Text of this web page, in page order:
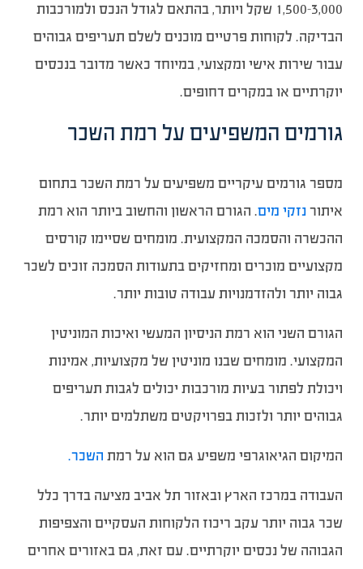
1,500-3,000 שקל ויותר, בהתאם לגודל הנכס ולמורכבות
הבדיקה. לקוחות פרטיים מוכנים לשלם תעריפים גבוהים
עבור שירות אישי ומקצועי, במיוחד כאשר מדובר בנכסים
יוקרתיים או במקרים דחופים.
גורמים המשפיעים על רמת השכר
מספר גורמים עיקריים משפיעים על רמת השכר בתחום
איתורנזקי מים. הגורם הראשון והחשוב ביותר הוא רמת
ההכשרה והסמכה המקצועית. מומחים שסיימו קורסים
מקצועיים מוכרים ומחזיקים בתעודות הסמכה זוכים לשכר
גבוה יותר ולהזדמנויות עבודה טובות יותר.
הגורם השני הוא רמת הניסיון המעשי ואיכות המוניטין
המקצועי. מומחים שבנו מוניטין של מקצועיות, אמינות
ויכולת לפתור בעיות מורכבות יכולים לגבות תעריפים
גבוהים יותר ולזכות בפרויקטים משתלמים יותר.
המיקום הגיאוגרפי משפיע גם הוא על רמת השכר.
העבודה במרכז הארץ ובאזור תל אביב מציעה בדרך כלל
שכר גבוה יותר עקב ריכוז הלקוחות העסקיים והצפיפות
הגבוהה של נכסים יוקרתיים. עם זאת, גם באזורים אחרים